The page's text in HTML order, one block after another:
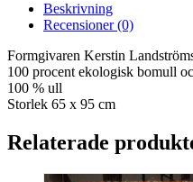
Beskrivning
Recensioner (0)
Formgivaren Kerstin
100 procent ekologisk bomull
100 % ull
Storlek 65 x 95 cm
Relaterade